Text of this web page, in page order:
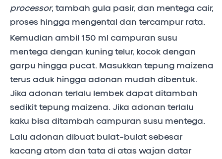
processor, tambah gula pasir, dan mentega cair,
proses hingga mengental dan tercampur rata.
Kemudian ambil 150 ml campuran susu
mentega dengan kuning telur, kocok dengan
garpu hingga pucat. Masukkan tepung maizena
terus aduk hingga adonan mudah dibentuk.
Jika adonan terlalu lembek dapat ditambah
sedikit tepung maizena. Jika adonan terlalu
kaku bisa ditambah campuran susu mentega.
Lalu adonan dibuat bulat-bulat sebesar
kacang atom dan tata di atas wajan datar